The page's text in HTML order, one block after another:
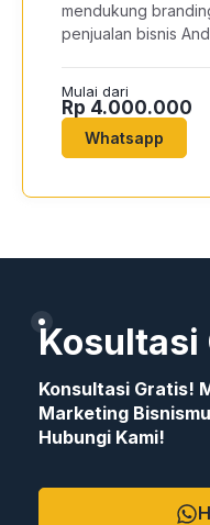
mendukung
penjualan bisnis
Mulai dari
Rp 4.000.000
Whatsapp
Kosultasi
Konsultasi Gratis!
Marketing
Hubungi Kami!